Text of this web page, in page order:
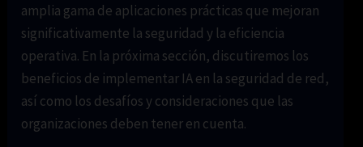
amplia gama de aplicaciones prácticas que mejoran
significativamente la seguridad y la eficiencia
operativa. En la próxima sección, discutiremos los
beneficios de implementar IA en la seguridad de red,
así como los desafíos y consideraciones que las
organizaciones deben tener en cuenta.